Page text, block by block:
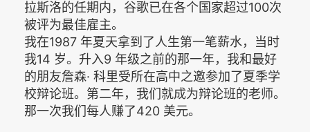
拉斯洛的任期内，谷歌已在各个国家超过100次
被评为最佳雇主。
我在1987 年夏天拿到了人生第一笔薪水，当时
我14 岁。升入9 年级之前的那一年，我和最好
的朋友詹森· 科里受所在高中之邀参加了夏季学
校辩论班。第二年，我们就成为辩论班的老师。
那一次我们每人赚了420 美元。